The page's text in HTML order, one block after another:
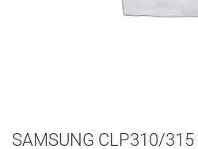
SAMSUNG CLP310/